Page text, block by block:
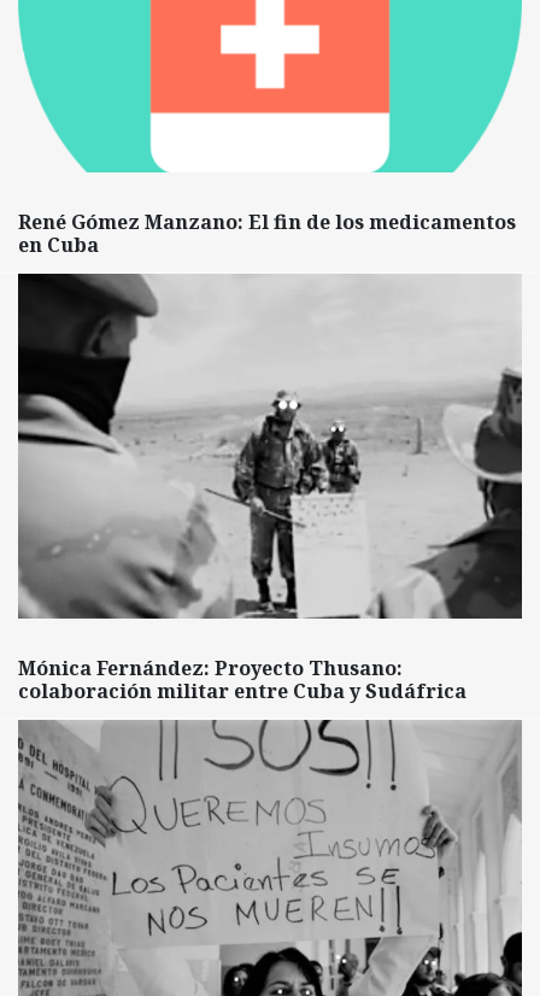
René Gómez Manzano: El fin de los medicamentos
en Cuba
Mónica Fernández: Proyecto Thusano:
colaboración militar entre Cuba y Sudáfrica